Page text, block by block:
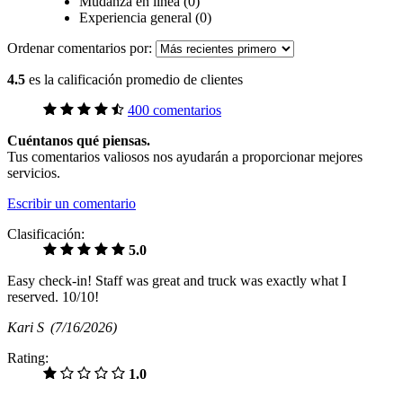
Experiencia general (0)
Ordenar comentarios por:
4.5 es la calificación promedio de clientes
400 comentarios
Cuéntanos qué piensas.
Tus comentarios valiosos nos ayudarán a proporcionar mejores
servicios.
Escribir un comentario
Clasificación:
5.0
Easy check-in! Staff was great and truck was exactly what I
reserved. 10/10!
Kari S (7/16/2026)
Rating:
1.0